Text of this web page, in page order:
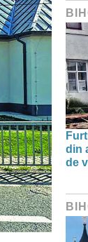
din
de